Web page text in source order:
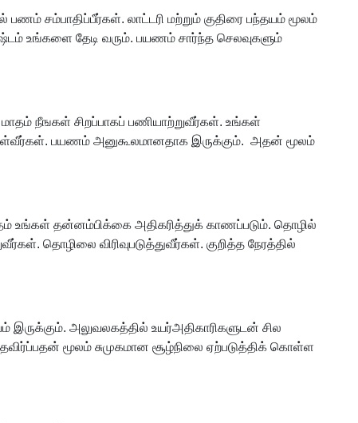
சம்பாதிப்பீர்கள். லாட்டரி மற்றும் குதிரை பந்தயம் மூலம்
உங்களை தேடி வரும். பயணம் சார்ந்த செலவுகளும்
நீஙகள் சிறப்பாகப் பணியாற்றுவீர்கள். உங்கள்
பயணம் அனுகூலமானதாக இருக்கும். அதன் மூலம்
உங்கள் தன்னம்பிக்கை அதிகரித்துக் காணப்படும். தொழில்
தொழிலை விரிவுபடுத்துவீர்கள். குறித்த நேரத்தில்
அலுவலகத்தில் உயர்அதிகாரிகளுடன் சில
மூலம் சுமுகமான சூழ்நிலை ஏற்படுத்திக் கொள்ள